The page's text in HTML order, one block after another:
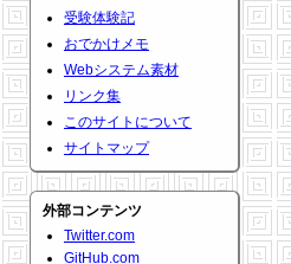
受験体験記
おでかけメモ
Webシステム素材
リンク集
このサイトについて
サイトマップ
外部コンテンツ
Twitter.com
GitHub.com